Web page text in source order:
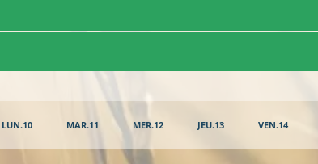
LUN.10 MAR.11 MER.12 JEU.13 VEN.14